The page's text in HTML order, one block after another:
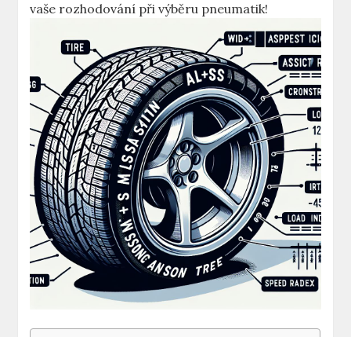
vaše rozhodování při výběru pneumatik!